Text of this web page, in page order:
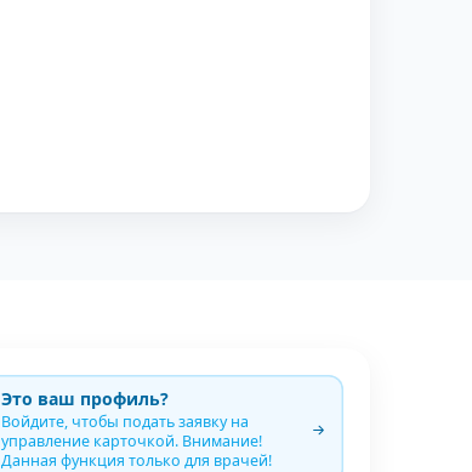
Это ваш профиль?
Войдите, чтобы подать заявку на
управление карточкой. Внимание!
Данная функция только для врачей!